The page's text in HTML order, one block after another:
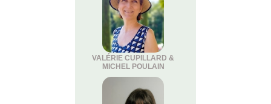
VALÉRIE CUPILLARD &
MICHEL POULAIN